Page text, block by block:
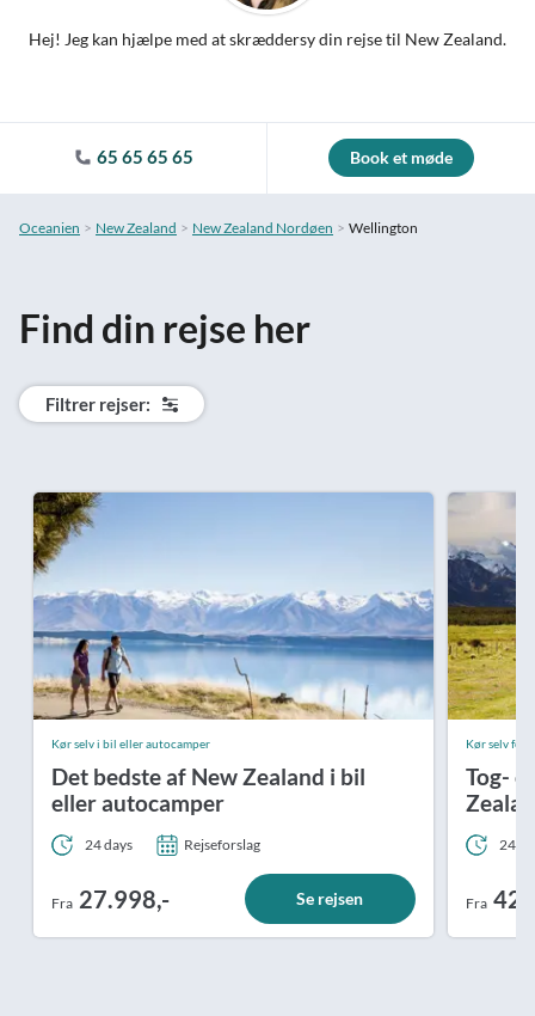
Hej! Jeg kan hjælpe med at skræddersy din rejse til New Zealand.
65 65 65 65 Book et møde
Oceanien New Zealand New Zealand Nordøen Wellington
Find din rejse her
Filtrer rejser:
Kør selv i bil eller autocamper
Det bedste af New Zealand i bil
eller autocamper
24 days Rejseforslag
Fra 27.998,- Se rejsen
Kør selv ferie
Tog-
24
Fra